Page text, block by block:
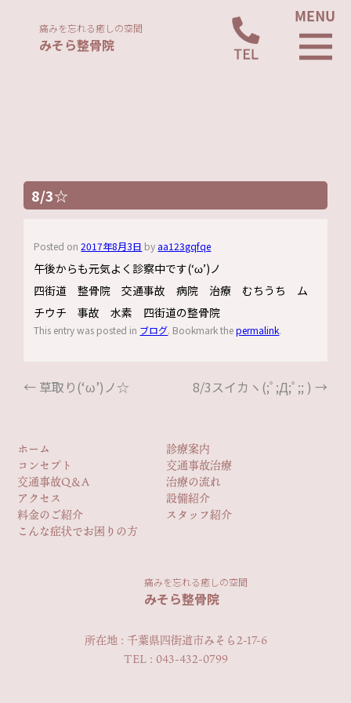
痛みを忘れる癒しの空間
みそら整骨院
8/3☆
Posted on 2017年8月3日 by aa123gqfqe
午後からも元気よく診察中です(‘ω’)ノ
四街道 整骨院 交通事故 病院 治療 むちうち ム
チウチ 事故 水素 四街道の整骨院
This entry was posted in ブログ. Bookmark thepermalink.
← 草取り(‘ω’)ノ☆ 8/3スイカヽ(;ﾟ;Д;ﾟ;; ) →
ホーム
診療案内
コンセプト
交通事故治療
交通事故Q＆A
治療の流れ
アクセス
設備紹介
料金のご紹介
スタッフ紹介
こんな症状でお困りの方
痛みを忘れる癒しの空間
みそら整骨院
所在地 : 千葉県四街道市みそら2-17-6
TEL : 043-432-0799